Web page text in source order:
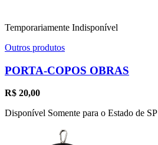
Temporariamente Indisponível
Outros produtos
PORTA-COPOS OBRAS
R$ 20,00
Disponível Somente para o Estado de SP